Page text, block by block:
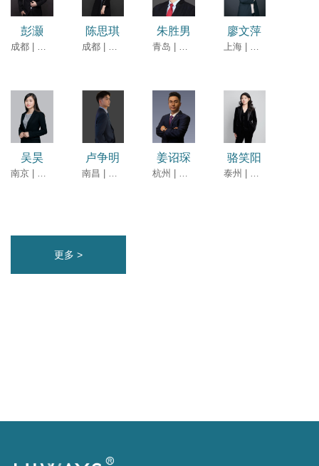
彭灏
成都 | 律师
陈思琪
成都 | 律师
朱胜男
青岛 | 律师
廖文萍
上海 | 律师
吴昊
南京 | 律师
卢争明
南昌 | 高级合伙人（有限权益）
姜诏琛
杭州 | 律师
骆笑阳
泰州 | 律师
更多 >